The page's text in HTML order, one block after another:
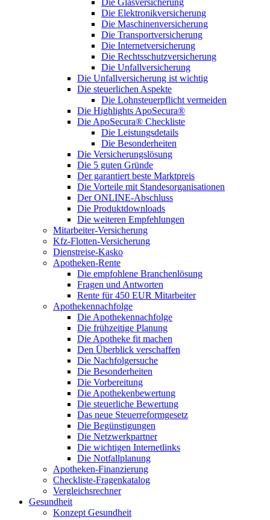
Die Glasversicherung
Die Elektronikversicherung
Die Maschinenversicherung
Die Transportversicherung
Die Internetversicherung
Die Rechtsschutzversicherung
Die Unfallversicherung
Die Unfallversicherung ist wichtig
Die steuerlichen Aspekte
Die Lohnsteuerpflicht vermeiden
Die Highlights ApoSecura®
Die ApoSecura® Checkliste
Die Leistungsdetails
Die Besonderheiten
Die Versicherungslösung
Die 5 guten Gründe
Der garantiert beste Marktpreis
Die Vorteile mit Standesorganisationen
Der ONLINE-Abschluss
Die Produktdownloads
Die weiteren Empfehlungen
Mitarbeiter-Versicherung
Kfz-Flotten-Versicherung
Dienstreise-Kasko
Apotheken-Rente
Die empfohlene Branchenlösung
Fragen und Antworten
Rente für 450 EUR Mitarbeiter
Apothekennachfolge
Die Apothekennachfolge
Die frühzeitige Planung
Die Apotheke fit machen
Den Überblick verschaffen
Die Nachfolgersuche
Die Besonderheiten
Die Vorbereitung
Die Apothekenbewertung
Die steuerliche Bewertung
Das neue Steuerreformgesetz
Die Begünstigungen
Die Netzwerkpartner
Die wichtigen Internetlinks
Die Notfallplanung
Apotheken-Finanzierung
Checkliste-Fragenkatalog
Vergleichsrechner
Gesundheit
Konzept Gesundheit